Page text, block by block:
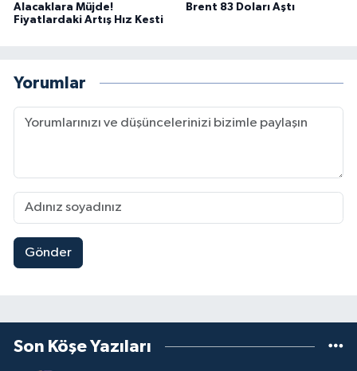
Alacaklara Müjde!
Fiyatlardaki Artış Hız Kesti
Brent 83 Doları Aştı
Yorumlar
Gönder
Son Köşe Yazıları